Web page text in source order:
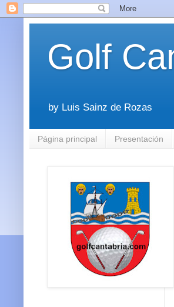
Golf
by Luis Sainz de Rozas
Página principal Presentación